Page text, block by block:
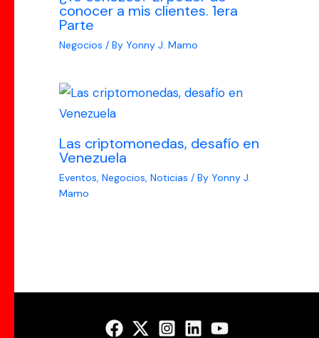
conocer a mis clientes. 1era
Parte
Negocios / By Yonny J. Mamo
Las criptomonedas, desafío en
Venezuela
Eventos, Negocios, Noticias / By Yonny J.
Mamo